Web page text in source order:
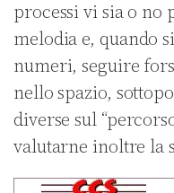
processi vi sia o no
melodia e, quando
numeri, seguire
nello spazio,
diverse sul
valutarne inoltre la